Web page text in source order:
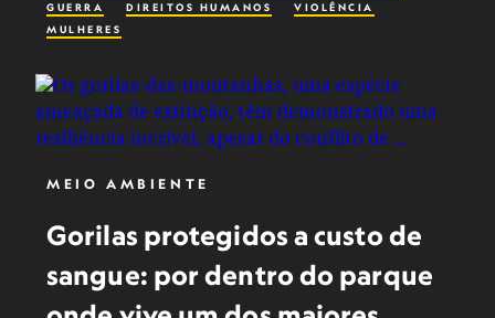
GUERRA
DIREITOS HUMANOS
VIOLÊNCIA
MULHERES
MEIO AMBIENTE
Gorilas protegidos a custo de
sangue: por dentro do parque